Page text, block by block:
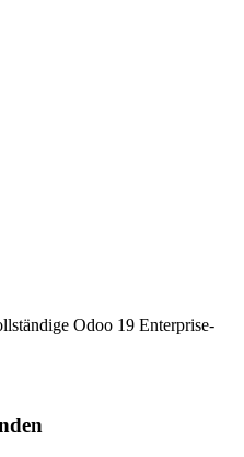
Odoo 19 Enterprise-